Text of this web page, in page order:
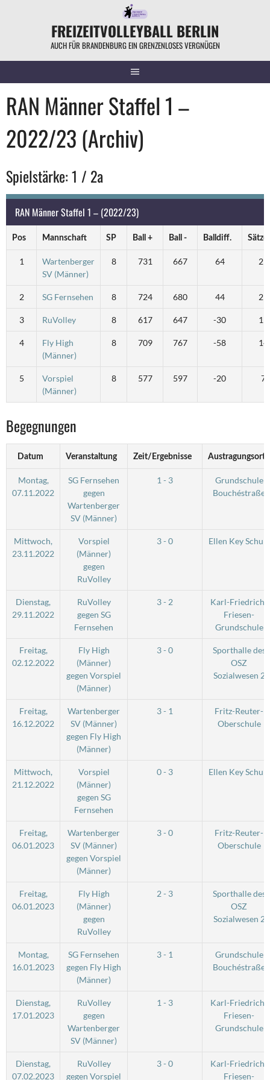
FREIZEITVOLLEYBALL BERLIN
AUCH FÜR BRANDENBURG EIN GRENZENLOSES VERGNÜGEN
RAN Männer Staffel 1 –
2022/23 (Archiv)
Spielstärke: 1 / 2a
RAN Männer Staffel 1 – (2022/23)
Pos Mannschaft SP Ball + Ball - Balldiff. Sätze
1
Wartenberger
SV (Männer)
8 731 667 64 21
2 SG Fernsehen 8 724 680 44 21
3 RuVolley 8 617 647 -30 15
4
Fly High
(Männer)
8 709 767 -58 14
5
Vorspiel
(Männer)
8 577 597 -20 7
Begegnungen
Datum Veranstaltung Zeit/Ergebnisse Austragungsort
Montag,
07.11.2022
SG Fernsehen
gegen
Wartenberger
SV (Männer)
1 - 3
Grundschule
Bouchéstraße
Mittwoch,
23.11.2022
Vorspiel
(Männer)
gegen
RuVolley
3 - 0 Ellen Key Schule
Dienstag,
29.11.2022
RuVolley
gegen SG
Fernsehen
3 - 2
Karl-Friedrich-
Friesen-
Grundschule
Freitag,
02.12.2022
Fly High
(Männer)
gegen Vorspiel
(Männer)
3 - 0
Sporthalle des
OSZ
Sozialwesen 2
Freitag,
16.12.2022
Wartenberger
SV (Männer)
gegen Fly High
(Männer)
3 - 1
Fritz-Reuter-
Oberschule
Mittwoch,
21.12.2022
Vorspiel
(Männer)
gegen SG
Fernsehen
0 - 3 Ellen Key Schule
Freitag,
06.01.2023
Wartenberger
SV (Männer)
gegen Vorspiel
(Männer)
3 - 0
Fritz-Reuter-
Oberschule
Freitag,
06.01.2023
Fly High
(Männer)
gegen
RuVolley
2 - 3
Sporthalle des
OSZ
Sozialwesen 2
Montag,
16.01.2023
SG Fernsehen
gegen Fly High
(Männer)
3 - 1
Grundschule
Bouchéstraße
Dienstag,
17.01.2023
RuVolley
gegen
Wartenberger
SV (Männer)
1 - 3
Karl-Friedrich-
Friesen-
Grundschule
Dienstag,
07.02.2023
RuVolley
gegen Vorspiel
3 - 0
Karl-Friedrich-
Friesen-